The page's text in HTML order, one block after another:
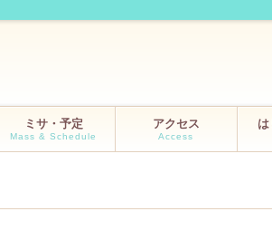
ミサ・予定
Mass & Schedule
アクセス
Access